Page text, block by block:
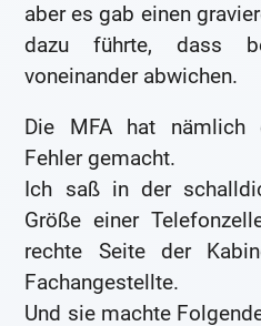
aber es gab einen
dazu führte, dass
voneinander abwichen.
Die MFA hat nämlich
Fehler gemacht.
Ich saß in der
Größe einer
rechte Seite der
Fachangestellte.
Und sie machte